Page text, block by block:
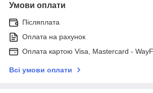
Умови оплати
Післяплата
Оплата на рахунок
Оплата картою Visa, Mastercard -
Всі умови оплати